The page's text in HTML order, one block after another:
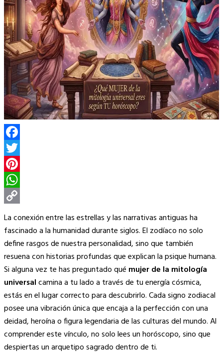
Facebook
Twitter
Pinterest
WhatsApp
Copy
Link
La conexión entre las estrellas y las narrativas antiguas ha
fascinado a la humanidad durante siglos. El zodíaco no solo
define rasgos de nuestra personalidad, sino que también
resuena con historias profundas que explican la psique humana.
Si alguna vez te has preguntado qué mujer de la mitología
universalcamina a tu lado a través de tu energía cósmica,
estás en el lugar correcto para descubrirlo. Cada signo zodiacal
posee una vibración única que encaja a la perfección con una
deidad, heroína o figura legendaria de las culturas del mundo. Al
comprender este vínculo, no solo lees un horóscopo, sino que
despiertas un arquetipo sagrado dentro de ti.